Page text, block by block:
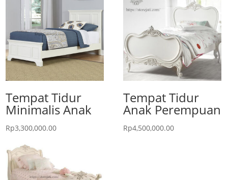
Tempat Tidur
Minimalis Anak
Rp3,300,000.00
Tempat Tidur
Anak Perempuan
Rp4,500,000.00